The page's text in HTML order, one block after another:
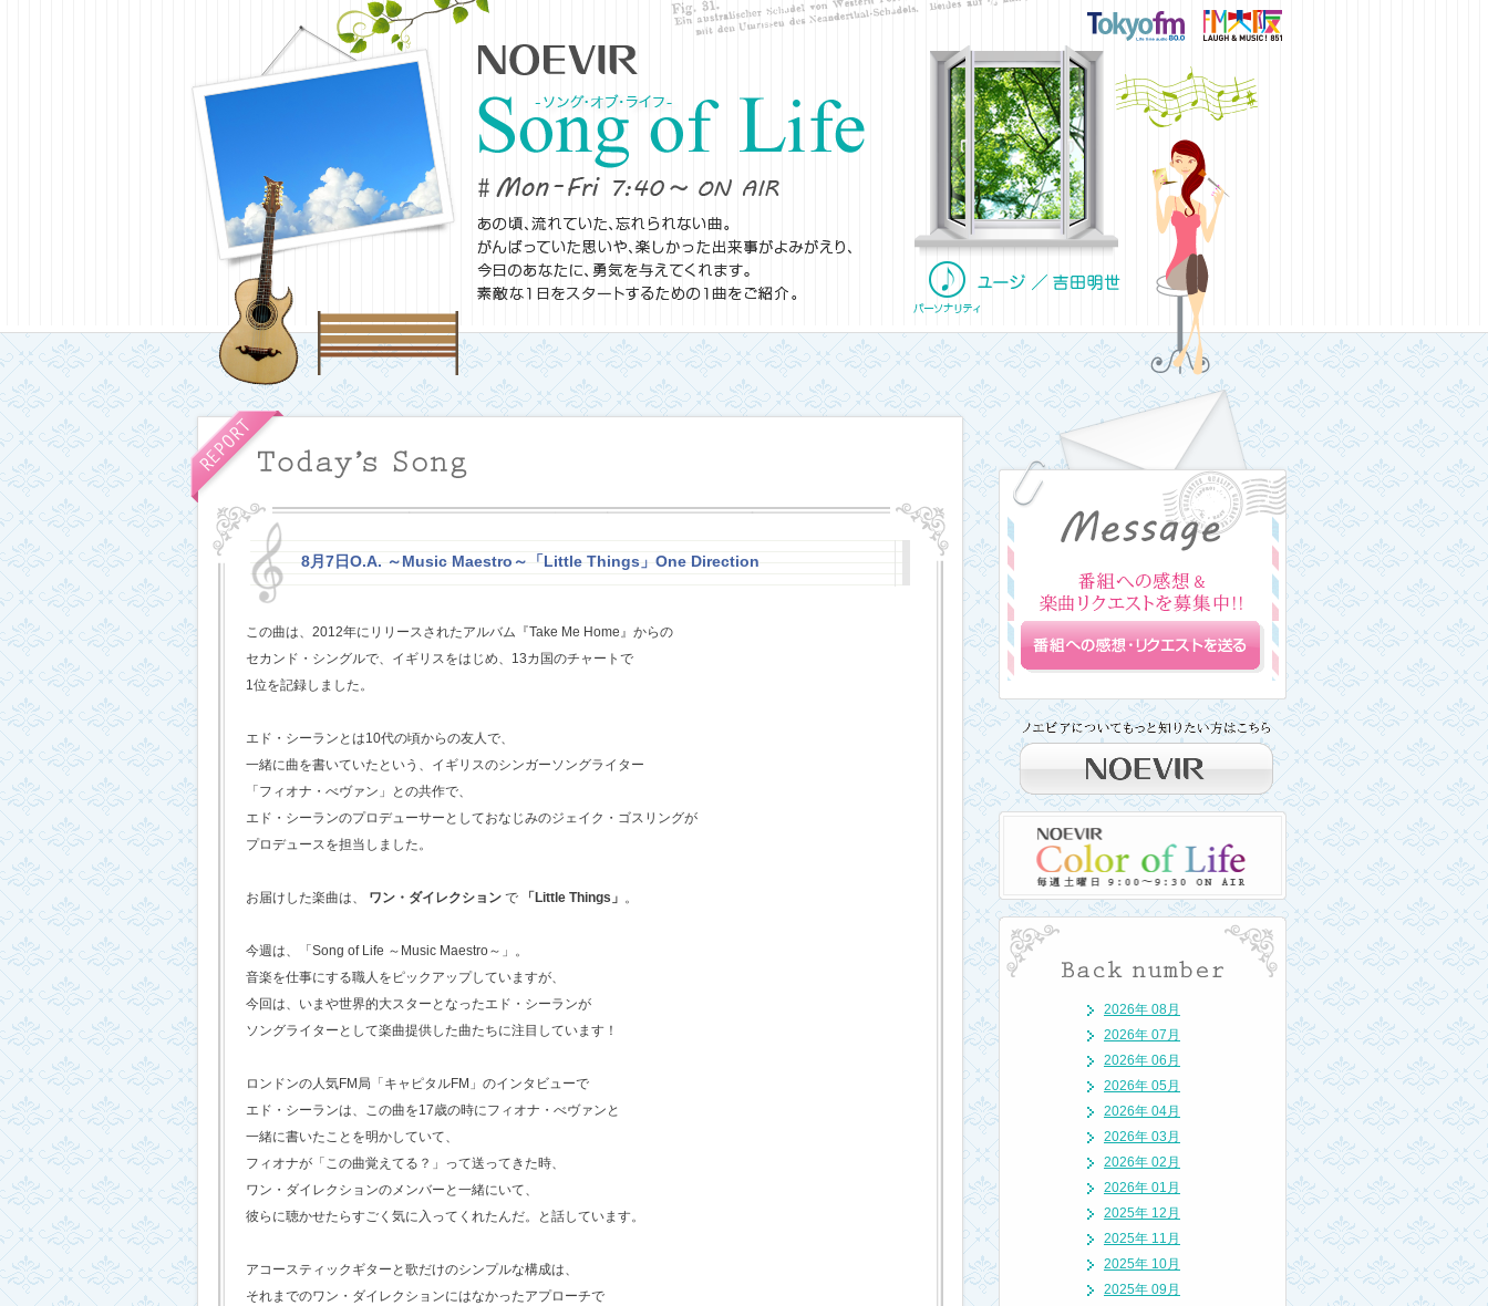
8月7日O.A. ～Music Maestro～「Little Things」One Direction
この曲は、2012年にリリースされたアルバム『Take Me Home』からの
セカンド・シングルで、イギリスをはじめ、13カ国のチャートで
1位を記録しました。
エド・シーランとは10代の頃からの友人で、
一緒に曲を書いていたという、イギリスのシンガーソングライター
「フィオナ・べヴァン」との共作で、
エド・シーランのプロデューサーとしておなじみのジェイク・ゴスリングが
プロデュースを担当しました。
お届けした楽曲は、 ワン・ダイレクション で 「Little Things」 。
今週は、「Song of Life ～Music Maestro～」。
音楽を仕事にする職人をピックアップしていますが、
今回は、いまや世界的大スターとなったエド・シーランが
ソングライターとして楽曲提供した曲たちに注目しています！
ロンドンの人気FM局「キャピタルFM」のインタビューで
エド・シーランは、この曲を17歳の時にフィオナ・べヴァンと
一緒に書いたことを明かしていて、
フィオナが「この曲覚えてる？」って送ってきた時、
ワン・ダイレクションのメンバーと一緒にいて、
彼らに聴かせたらすごく気に入ってくれたんだ。と話しています。
アコースティックギターと歌だけのシンプルな構成は、
それまでのワン・ダイレクションにはなかったアプローチで
2026年 08月
2026年 07月
2026年 06月
2026年 05月
2026年 04月
2026年 03月
2026年 02月
2026年 01月
2025年 12月
2025年 11月
2025年 10月
2025年 09月